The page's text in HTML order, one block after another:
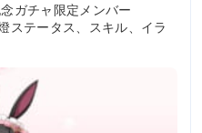
ガチャ限定メンバー
テータス、スキル、イラ